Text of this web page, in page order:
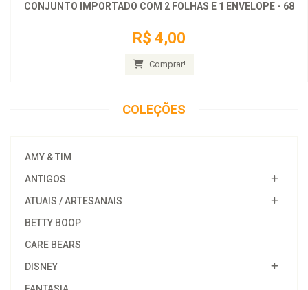
CONJUNTO IMPORTADO COM 2 FOLHAS E 1 ENVELOPE - 68
R$ 4,00
Comprar!
COLEÇÕES
AMY & TIM
ANTIGOS
ATUAIS / ARTESANAIS
BETTY BOOP
CARE BEARS
DISNEY